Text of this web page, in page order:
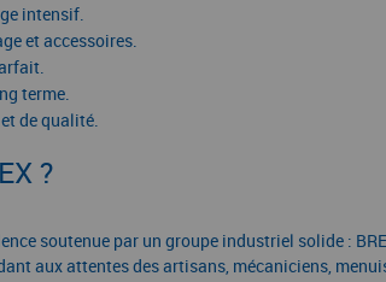
intensif.
et accessoires.
terme.
de qualité.
?
soutenue par un groupe industriel solide :
aux attentes des artisans, mécaniciens,